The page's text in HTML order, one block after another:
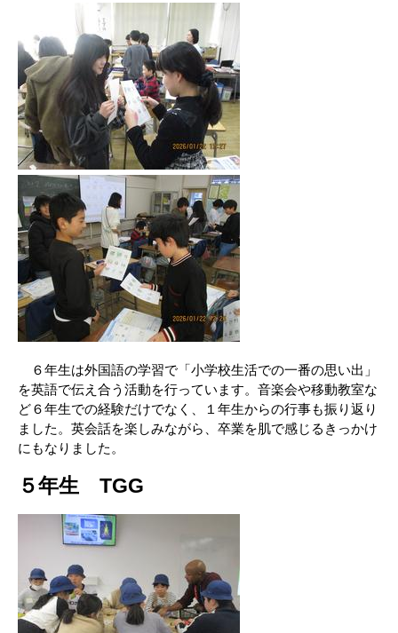
６年生は外国語の学習で「小学校生活での一番の思い出」
を英語で伝え合う活動を行っています。音楽会や移動教室な
ど６年生での経験だけでなく、１年生からの行事も振り返り
ました。英会話を楽しみながら、卒業を肌で感じるきっかけ
にもなりました。
５年生 TGG